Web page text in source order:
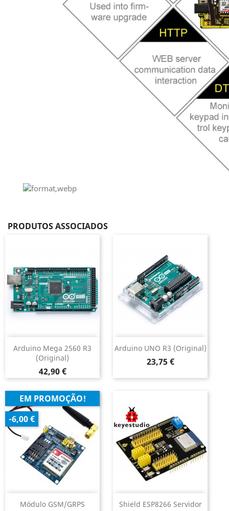
PRODUTOS ASSOCIADOS
Arduino Mega 2560 R3
(original)
Preço
42,90 €
Arduino UNO R3 (original)
Preço
23,75 €
Módulo GSM/GRPS
EM PROMOÇÃO!
-6,00 €
Shield ESP8266 Servidor